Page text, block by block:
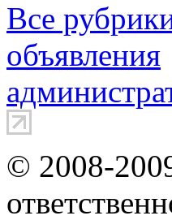
Все
объявления
© 2008-